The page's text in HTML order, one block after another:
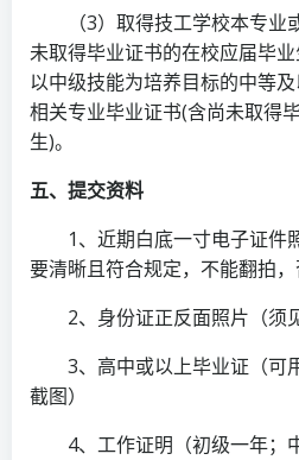
（3）取得技工学校本专业
未取得毕业证书的在校应届毕业
以中级技能为培养目标的中等
相关专业毕业证书(含尚未取得
生)。
五、提交资料
1、近期白底一寸电子证件
要清晰且符合规定，不能翻拍，
2、身份证正反面照片（须见
3、高中或以上毕业证（可
截图）
4、工作证明（初级一年；中